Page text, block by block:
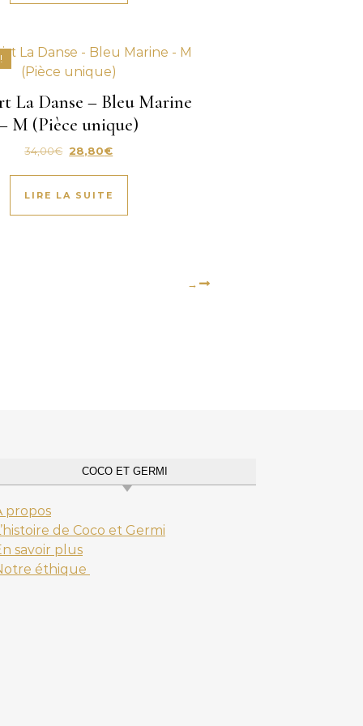
La Danse – Bleu Marine
M (Pièce unique)
34,00€ Le prix initial était : 34,00€.
28,80€Le prix actuel est : 28,80€.
LIRE LA SUITE
→
COCO ET GERMI
propos
de Coco et Germi
savoir plus
éthique